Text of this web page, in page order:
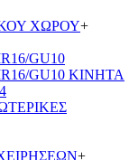
ΧΩΡΟΥ+
GU10
GU10 ΚΙΝΗΤΑ
+